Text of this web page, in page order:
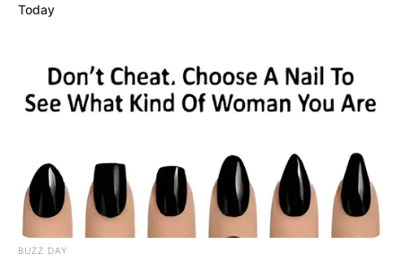
Mantan personil grup Ye.A.
Setelah keluar dari grup Ye.A, pada tahun 2015, dia
memutuskan untuk berpindah ke agensi Woolim Entertainment.
Dong Woo INFINITE.
Grupnya menganggap Eun Bi seperti ‘Ibu’ dari IZ*ONE,
karena dia memiliki kemampuan memimpin yang baik.
Dia menyukai es krim dan favoritnya adalah rasa green tea
Today
BUZZ DAY